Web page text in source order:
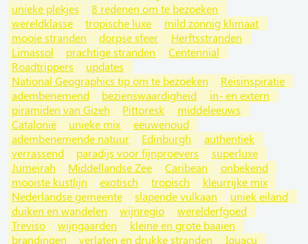
unieke plekjes
8 redenen om te bezoeken
wereldklasse
tropische luxe
mild zonnig klimaat
mooie stranden
dorpse sfeer
Herftsstranden
Limassol
prachtige stranden
Centennial
Roadtrippers
updates
National Geographics tip om te bezoeken
Reisinspiratie
adembenemend
bezienswaardigheid
in- en extern
piramiden van Gizeh
Pittoresk
middeleeuws
Catalonië
unieke mix
eeuwenoud
adembenemende natuur
Edinburgh
authentiek
verrassend
paradijs voor fijnproevers
superluxe
Jumeirah
Middellandse Zee Caribean
onbekend
mooiste kustlijn
exotisch tropisch
kleurrijke mix
Nederlandse gemeente
slapende vulkaan
uniek eiland
duiken en wandelen
wijnregio
werelderfgoed
Treviso
wijngaarden
kleine en grote baaien
brandingen
verlaten en drukke stranden
Iguaçu